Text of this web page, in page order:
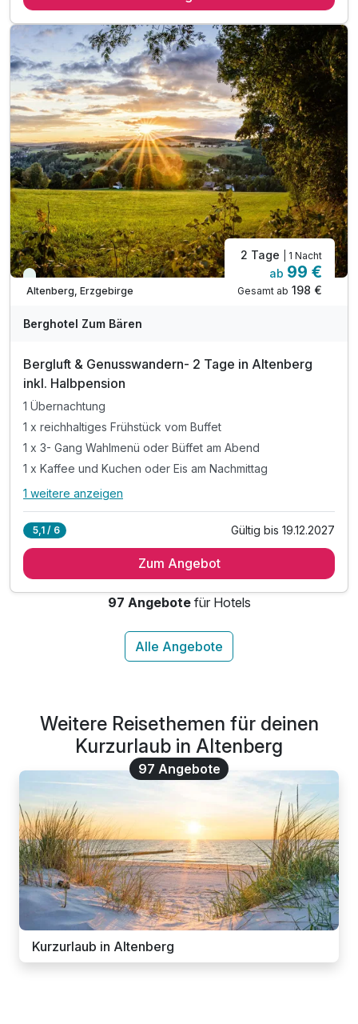
inkl. YOKI AHORN Kinderwelt mit Kinderprogrammen
inkl. Streichelgehege & Kletterseilgarten
Immer verfügbar
Altenberg, Erzgebirge
2 Tage | 1 Nacht
ab 99 €
Gesamt ab 198 €
Berghotel Zum Bären
Bergluft & Genusswandern- 2 Tage in Altenberg
inkl. Halbpension
1 Übernachtung
1 x reichhaltiges Frühstück vom Buffet
1 x 3- Gang Wahlmenü oder Büffet am Abend
1 x Kaffee und Kuchen oder Eis am Nachmittag
Alle Inklusivleistungen
1 x reichhaltiges Frühstück vom Buffet
1 x Kaffee und Kuchen oder Eis am Nachmittag
1 weitere anzeigen
5,1 / 6 Gültig bis 19.12.2027
Zum Angebot
97 Angebotefür Hotels
Weitere Reisethemen für deinen
Kurzurlaub in Altenberg
97 Angebote
Kurzurlaub in Altenberg